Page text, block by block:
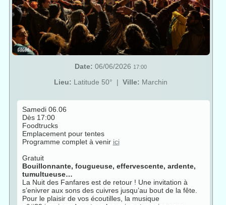
Date: 06/06/2026 17:00
Lieu: Latitude 50° | Ville: Marchin
Samedi 06.06
Dès 17:00
Foodtrucks
Emplacement pour tentes
Programme complet à venir ici
Gratuit
Bouillonnante, fougueuse, effervescente, ardente,
tumultueuse…
La Nuit des Fanfares est de retour ! Une invitation à
s’enivrer aux sons des cuivres jusqu’au bout de la fête.
Pour le plaisir de vos écoutilles, la musique